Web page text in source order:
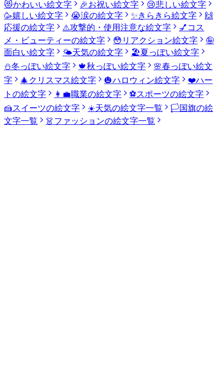
😻かわいい絵文字 🎉お祝い絵文字 😢悲しい絵文字
🥳嬉しい絵文字 😭涙の絵文字 ✨きらきら絵文字
🙌
応援の絵文字
⚠️攻撃的・使用注意な絵文字 💅 コス
メ・ビューティーの絵文字
😳 リアクション絵文字
🤪
面白い絵文字
🌤️天気の絵文字 🏖️夏っぽい絵文字
⛄冬っぽい絵文字 🍁秋っぽい絵文字 🌸春っぽい絵文
字
🎄 クリスマス絵文字 🎃ハロウィン絵文字 ❤️ハー
トの絵文字
👩‍💼職業の絵文字 ⚽スポーツの絵文字
🍰スイーツの絵文字 ☀️天気の絵文字一覧 🏳️国旗の絵
文字一覧
👗ファッションの絵文字一覧